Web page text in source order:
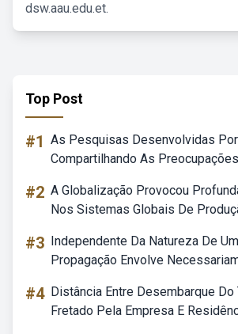
dsw.aau.edu.et.
Top Post
#1 As Pesquisas Desenvolvidas
Compartilhando As Preocupações
#2 A Globalização Provocou
Nos Sistemas Globais De
#3 Independente Da Natureza De
Propagação Envolve
#4 Distância Entre Desembarque Do
Fretado Pela Empresa E